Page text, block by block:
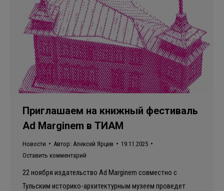
Приглашаем на книжный фестиваль
Ad Marginem в ТИАМ
Новости Автор: Алексей Ярцев
19.11.2025
Оставить комментарий
22 ноября издательство Ad Marginem совместно с
Тульским историко-архитектурным музеем проведет